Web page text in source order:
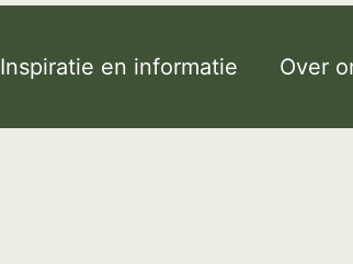
Inspiratie en informatie Over